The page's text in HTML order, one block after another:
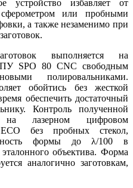
устройство избавляет от
сферометром или пробными
а также незаменимо при
выполняется на
SPO 80 CNC свободным
полировальниками.
обойтись без жесткой
обеспечить достаточный
Контроль полученной
на лазерном цифровом
без пробных стекол,
формы до λ/100 в
объектива. Форма
аналогично заготовкам,